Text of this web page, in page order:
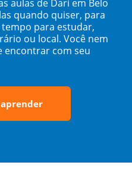
aulas de Dari em Belo
quando quiser, para
para estudar,
ou local. Você nem
encontrar com seu
aprender